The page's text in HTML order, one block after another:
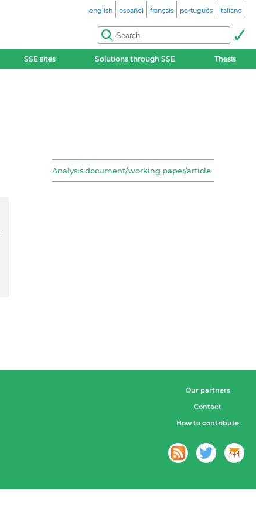
english español français português italiano
SSE sites Solutions through SSE Thesis
Analysis document/working paper/article
Our partners
Contact
How to contribute